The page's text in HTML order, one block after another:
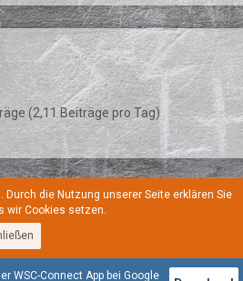
(2,11 Beiträge pro Tag)
Kontakt
Stil:YoungGay
WSC-Connect App bei Google
Durch die Nutzung unserer Seite erklären Sie
wir Cookies setzen.